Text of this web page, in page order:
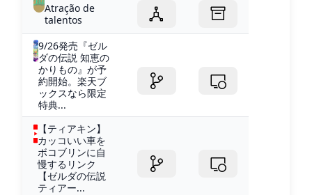
Atração de
talentos
9/26発売『ゼル
ダの伝説 知恵の
かりもの』が予
約開始。楽天ブ
ックスなら限定
特典...
【ティアキン】
カッコいい車を
ボコブリンに自
慢するリンク
【ゼルダの伝説
ティアー...